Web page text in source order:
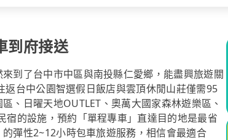
到府接送
到了台中市中區與南投縣仁愛鄉，能盡興旅遊關
台中公園智選假日飯店與雲頂休閒山莊僅需95
、日曜天地OUTLET、奧萬大國家森林遊樂區、
的設施，預約「單程專車」直達目的地是最省
彈性2~12小時包車旅遊服務，相信會最適合